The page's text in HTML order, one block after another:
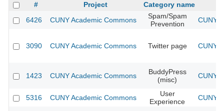
# Project
Category name
6426
CUNY Academic Commons
Spam/Spam
Prevention
CUNY
3090 CUNY Academic Commons Twitter page CUNY
1423 CUNY Academic Commons
BuddyPress
(misc)
CUNY
5316 CUNY Academic Commons
User
Experience
CUNY